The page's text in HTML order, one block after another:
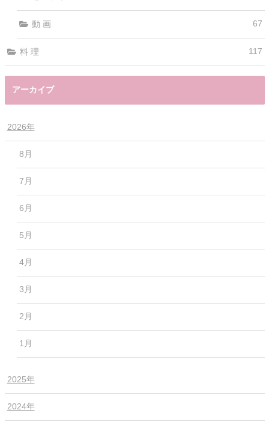
動 画 67
料 理 117
アーカイブ
2026年
8月
7月
6月
5月
4月
3月
2月
1月
2025年
2024年